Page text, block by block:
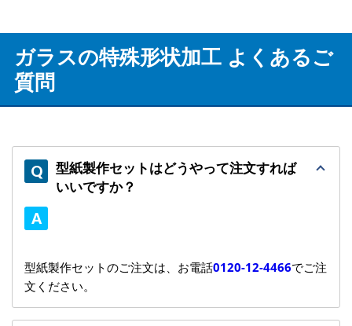
ガラスの特殊形状加工 よくあるご
質問
型紙製作セットはどうやって注文すれば
いいですか？
型紙製作セットのご注文は、お電話0120-12-4466でご注
文ください。